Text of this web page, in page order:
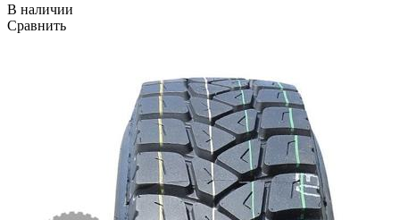
В наличии
Сравнить